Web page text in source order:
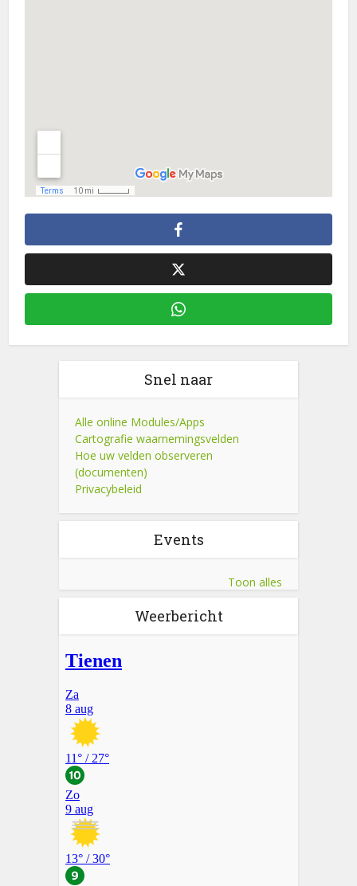
Snel naar
Alle online Modules/Apps
Cartografie waarnemingsvelden
Hoe uw velden observeren
(documenten)
Privacybeleid
Events
Toon alles
Weerbericht